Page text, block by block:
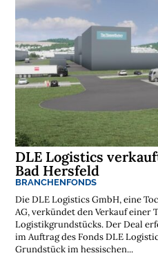
n
o
s
e
N
e
w
l
e
t
t
e
r
➔
j
e
z
t
a
b
o
n
n
i
e
r
DLE Logistics
Bad Hersfeld
BRANCHENFONDS
Die DLE Logistics GmbH, eine
AG, verkündet den Verkauf einer
Logistikgrundstücks. Der Deal
im Auftrag des Fonds DLE
Grundstück im hessischen...